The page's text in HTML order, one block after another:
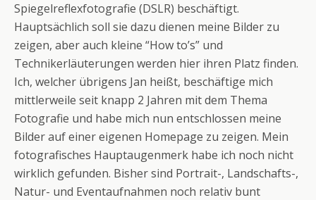
Spiegelreflexfotografie (DSLR) beschäftigt.
Hauptsächlich soll sie dazu dienen meine Bilder zu
zeigen, aber auch kleine “How to’s” und
Technikerläuterungen werden hier ihren Platz finden.
Ich, welcher übrigens Jan heißt, beschäftige mich
mittlerweile seit knapp 2 Jahren mit dem Thema
Fotografie und habe mich nun entschlossen meine
Bilder auf einer eigenen Homepage zu zeigen. Mein
fotografisches Hauptaugenmerk habe ich noch nicht
wirklich gefunden. Bisher sind Portrait-, Landschafts-,
Natur- und Eventaufnahmen noch relativ bunt